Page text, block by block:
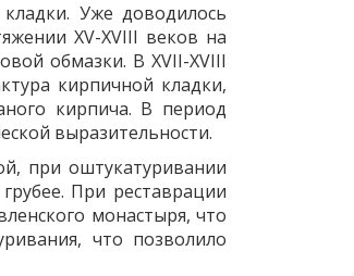
Уже доводилось
XV-XVIII веков на
обмазки. В XVII-XVIII
кирпичной кладки,
кирпича. В период
выразительности.
при оштукатуривании
При реставрации
монастыря, что
что позволило